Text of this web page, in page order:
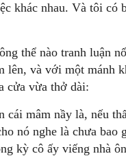
khác nhau. Và tôi có
thể nào tranh luận
lên, và với một mánh
cửa vừa thở dài:
mâm nầy là, nếu
nó nghe là chưa bao
kỳ cô ấy viếng nhà